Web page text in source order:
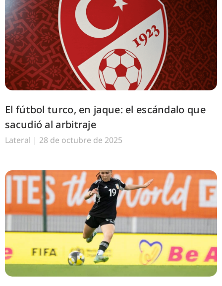
El fútbol turco, en jaque: el escándalo que
sacudió al arbitraje
Lateral 28 de octubre de 2025